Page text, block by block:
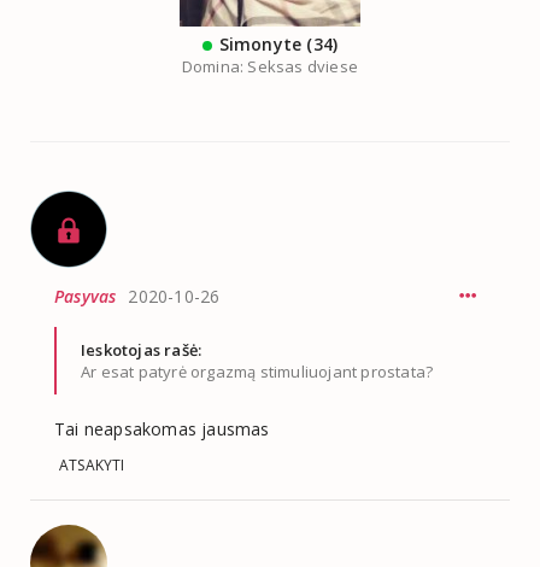
Simonyte (34)
Domina: Seksas dviese
Pasyvas 2020-10-26
Ieskotojas rašė:
Ar esat patyrė orgazmą stimuliuojant prostata?
Tai neapsakomas jausmas
ATSAKYTI